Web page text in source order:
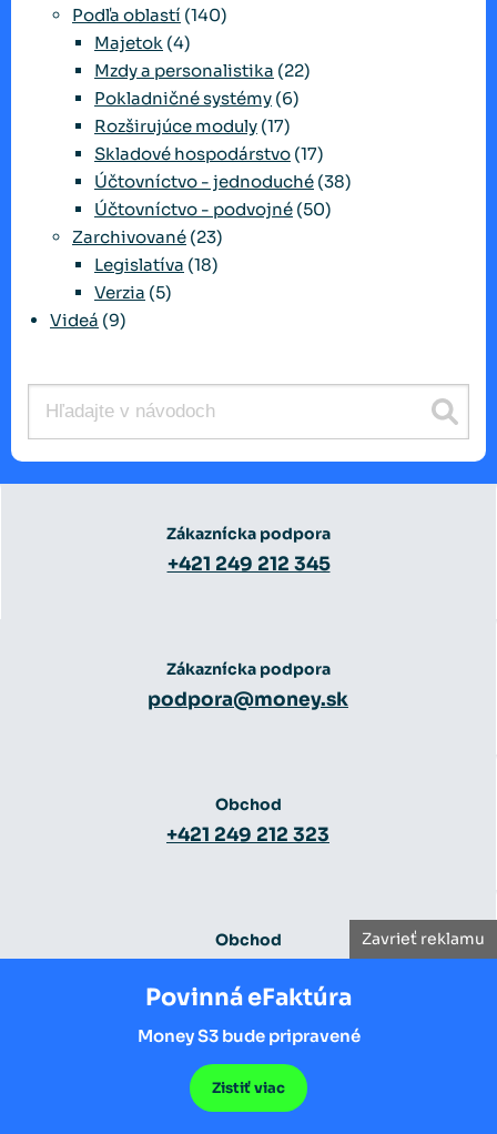
Podľa oblastí (140)
Majetok (4)
Mzdy a personalistika (22)
Pokladničné systémy (6)
Rozširujúce moduly (17)
Skladové hospodárstvo (17)
Účtovníctvo - jednoduché (38)
Účtovníctvo - podvojné (50)
Zarchivované (23)
Legislatíva (18)
Verzia (5)
Videá (9)
Zavrieť reklamu
Povinná eFaktúra
Money S3 bude pripravené
Zistiť viac
Zákaznícka podpora
+421 249 212 345
Zákaznícka podpora
podpora@money.sk
Obchod
+421 249 212 323
Obchod